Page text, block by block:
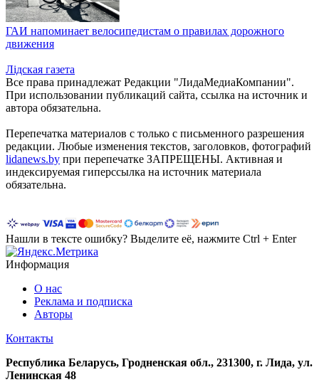
ГАИ напоминает велосипедистам о правилах дорожного
движения
Лiдская газета
Все права принадлежат Редакции "ЛидаМедиаКомпании".
При использовании публикаций сайта, ссылка на источник и
автора обязательна.
Перепечатка материалов c только с письменного разрешения
редакции. Любые изменения текстов, заголовков, фотографий
lidanews.by при перепечатке ЗАПРЕЩЕНЫ. Активная и
индексируемая гиперссылка на источник материала
обязательна.
Нашли в тексте ошибку? Выделите её, нажмите Ctrl + Enter
Информация
О нас
Реклама и подписка
Авторы
Контакты
Республика Беларусь, Гродненская обл., 231300, г. Лида, ул.
Ленинская 48